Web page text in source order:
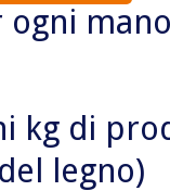
ogni
kg di
legno)